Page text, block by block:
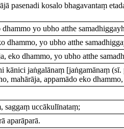
pasenadi kosalo bhagavantaṃ
yo ubho atthe
dhammo, yo ubho atthe
eko dhammo, yo ubho atthe
kānici jaṅgalānaṃ [jaṅgamānaṃ
mahārāja, appamādo eko
uccākulīnataṃ;
aparāparā.